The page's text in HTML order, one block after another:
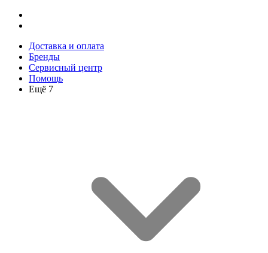
Доставка и оплата
Бренды
Сервисный центр
Помощь
Ещё 7